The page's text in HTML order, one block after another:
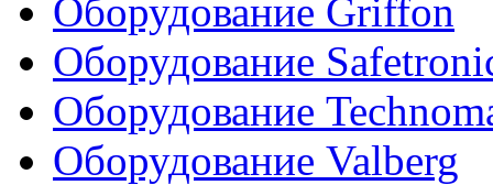
Оборудование Griffon
Оборудование
Оборудование
Оборудование Valberg